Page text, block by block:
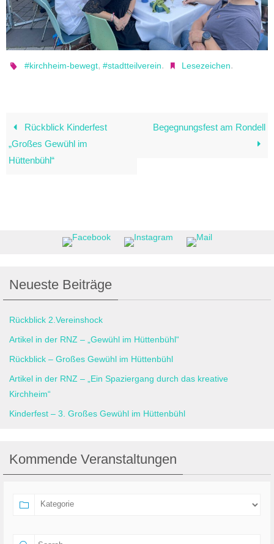
#kirchheim-bewegt,#stadtteilverein. Lesezeichen.
Rückblick Kinderfest
„Großes Gewühl im
Hüttenbühl“
Begegnungsfest am Rondell
Neueste Beiträge
Rückblick 2.Vereinshock
Artikel in der RNZ – „Gewühl im Hüttenbühl“
Rückblick – Großes Gewühl im Hüttenbühl
Artikel in der RNZ – „Ein Spaziergang durch das kreative
Kirchheim“
Kinderfest – 3. Großes Gewühl im Hüttenbühl
Kommende Veranstaltungen